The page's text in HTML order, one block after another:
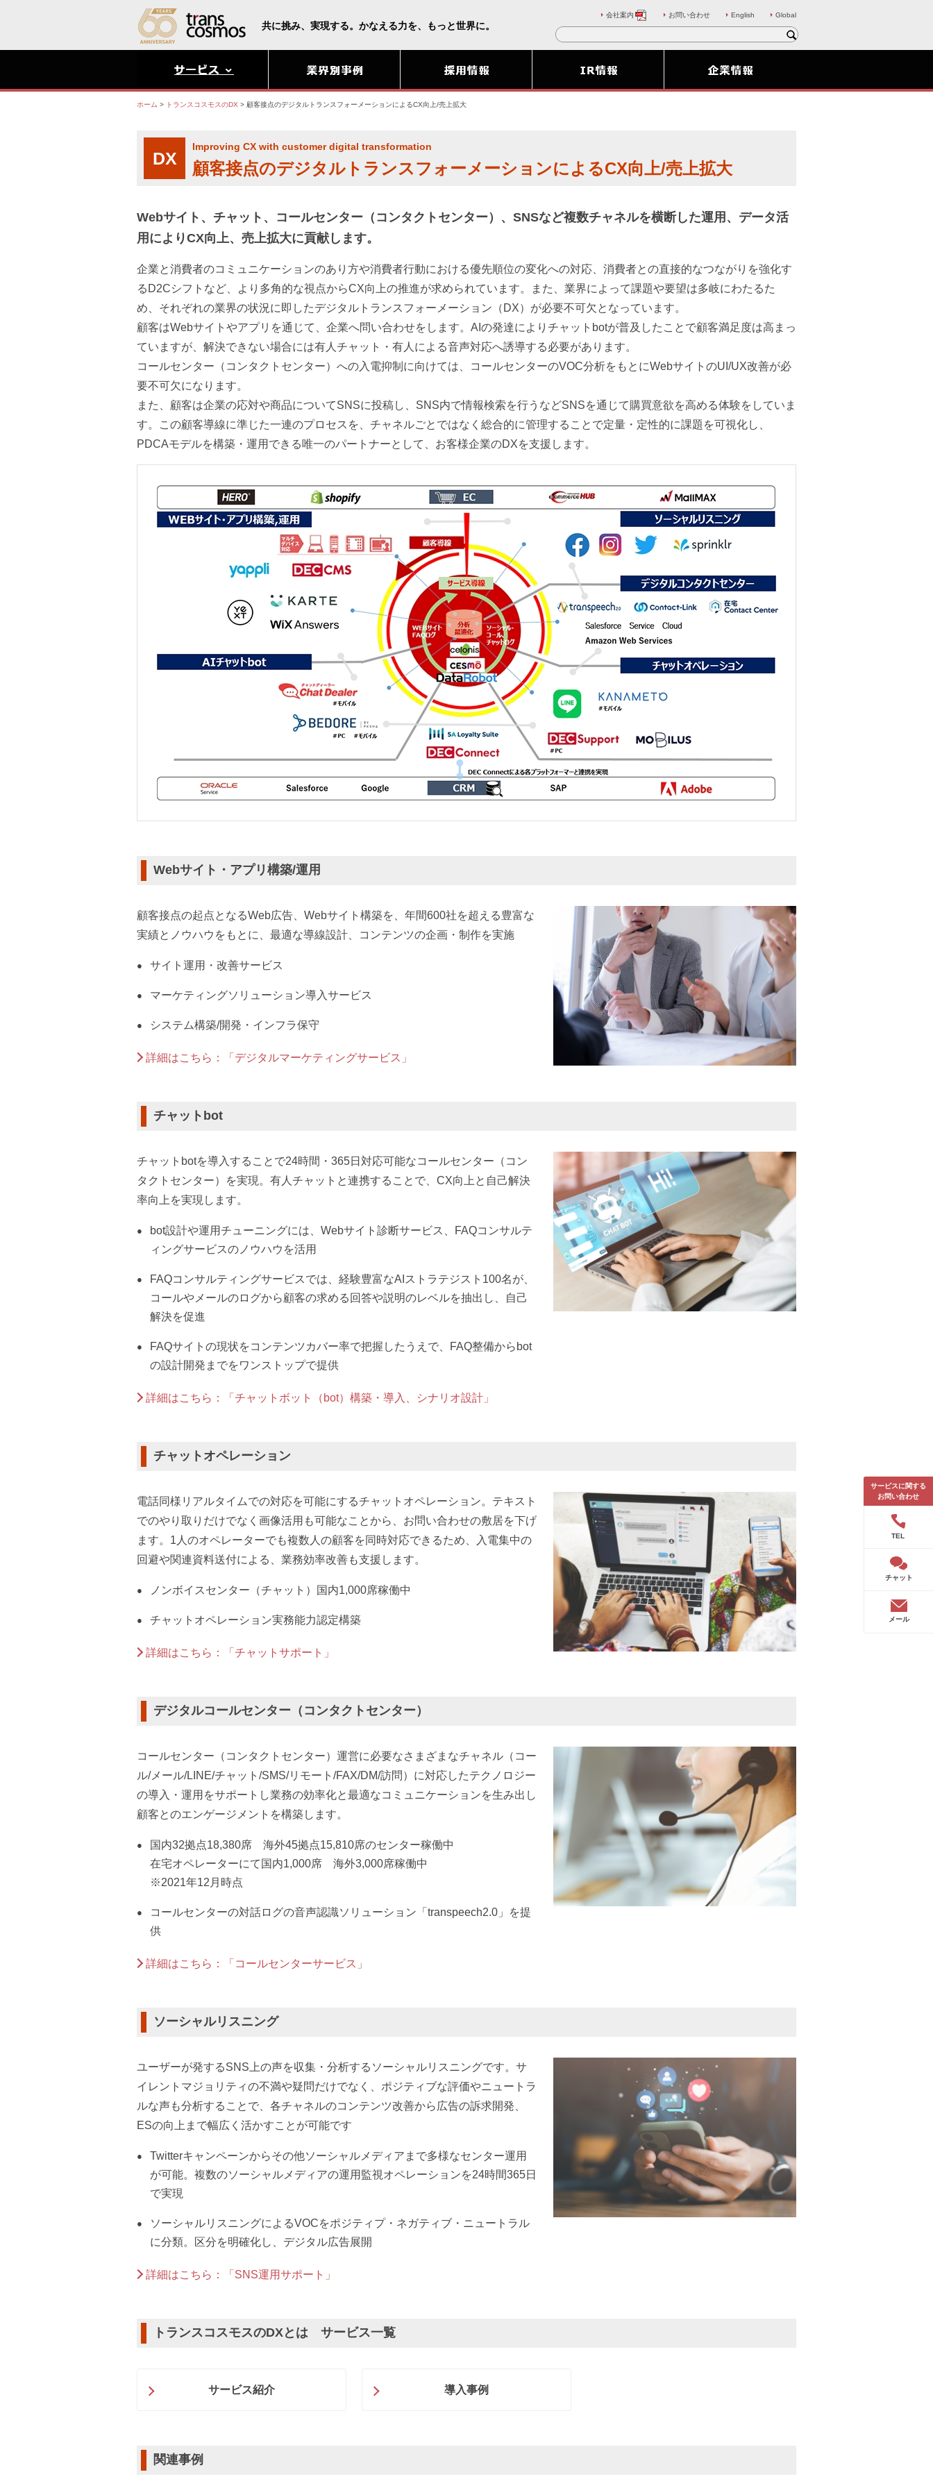
共に挑み、実現する。かなえる力を、もっと世界に。
会社案内 お問い合わせ English Global
ホーム > トランスコスモスのDX > 顧客接点のデジタルトランスフォーメーションによるCX向上/売上拡大
DX
Improving CX with customer digital transformation
顧客接点のデジタルトランスフォーメーションによるCX向上/売上拡大
Webサイト、チャット、コールセンター（コンタクトセンター）、SNSなど複数チャネルを横断した運用、データ活
用によりCX向上、売上拡大に貢献します。
企業と消費者のコミュニケーションのあり方や消費者行動における優先順位の変化への対応、消費者との直接的なつながりを強化す
るD2Cシフトなど、より多角的な視点からCX向上の推進が求められています。また、業界によって課題や要望は多岐にわたるた
め、それぞれの業界の状況に即したデジタルトランスフォーメーション（DX）が必要不可欠となっています。
顧客はWebサイトやアプリを通じて、企業へ問い合わせをします。AIの発達によりチャットbotが普及したことで顧客満足度は高まっ
ていますが、解決できない場合には有人チャット・有人による音声対応へ誘導する必要があります。
コールセンター（コンタクトセンター）への入電抑制に向けては、コールセンターのVOC分析をもとにWebサイトのUI/UX改善が必
要不可欠になります。
また、顧客は企業の応対や商品についてSNSに投稿し、SNS内で情報検索を行うなどSNSを通じて購買意欲を高める体験をしていま
す。この顧客導線に準じた一連のプロセスを、チャネルごとではなく総合的に管理することで定量・定性的に課題を可視化し、
PDCAモデルを構築・運用できる唯一のパートナーとして、お客様企業のDXを支援します。
Webサイト・アプリ構築/運用
顧客接点の起点となるWeb広告、Webサイト構築を、年間600社を超える豊富な
実績とノウハウをもとに、最適な導線設計、コンテンツの企画・制作を実施
サイト運用・改善サービス
マーケティングソリューション導入サービス
システム構築/開発・インフラ保守
詳細はこちら：「デジタルマーケティングサービス」
チャットbot
チャットbotを導入することで24時間・365日対応可能なコールセンター（コン
タクトセンター）を実現。有人チャットと連携することで、CX向上と自己解決
率向上を実現します。
bot設計や運用チューニングには、Webサイト診断サービス、FAQコンサルテ
ィングサービスのノウハウを活用
FAQコンサルティングサービスでは、経験豊富なAIストラテジスト100名が、
コールやメールのログから顧客の求める回答や説明のレベルを抽出し、自己
解決を促進
FAQサイトの現状をコンテンツカバー率で把握したうえで、FAQ整備からbot
の設計開発までをワンストップで提供
詳細はこちら：「チャットボット（bot）構築・導入、シナリオ設計」
チャットオペレーション
電話同様リアルタイムでの対応を可能にするチャットオペレーション。テキスト
でのやり取りだけでなく画像活用も可能なことから、お問い合わせの敷居を下げ
ます。1人のオペレーターでも複数人の顧客を同時対応できるため、入電集中の
回避や関連資料送付による、業務効率改善も支援します。
ノンボイスセンター（チャット）国内1,000席稼働中
チャットオペレーション実務能力認定構築
詳細はこちら：「チャットサポート」
デジタルコールセンター（コンタクトセンター）
コールセンター（コンタクトセンター）運営に必要なさまざまなチャネル（コー
ル/メール/LINE/チャット/SMS/リモート/FAX/DM/訪問）に対応したテクノロジー
の導入・運用をサポートし業務の効率化と最適なコミュニケーションを生み出し
顧客とのエンゲージメントを構築します。
国内32拠点18,380席 海外45拠点15,810席のセンター稼働中
在宅オペレーターにて国内1,000席 海外3,000席稼働中
※2021年12月時点
コールセンターの対話ログの音声認識ソリューション「transpeech2.0」を提
供
詳細はこちら：「コールセンターサービス」
ソーシャルリスニング
ユーザーが発するSNS上の声を収集・分析するソーシャルリスニングです。サ
イレントマジョリティの不満や疑問だけでなく、ポジティブな評価やニュートラ
ルな声も分析することで、各チャネルのコンテンツ改善から広告の訴求開発、
ESの向上まで幅広く活かすことが可能です
Twitterキャンペーンからその他ソーシャルメディアまで多様なセンター運用
が可能。複数のソーシャルメディアの運用監視オペレーションを24時間365日
で実現
ソーシャルリスニングによるVOCをポジティプ・ネガティブ・ニュートラル
に分類。区分を明確化し、デジタル広告展開
詳細はこちら：「SNS運用サポート」
トランスコスモスのDXとは サービス一覧
サービス紹介 導入事例
関連事例
サービスに関する
お問い合わせ
TEL
チャット
メール